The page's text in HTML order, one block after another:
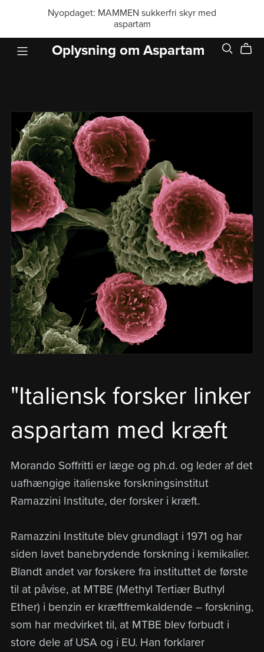
Nyopdaget: MAMMEN sukkerfri skyr med
aspartam
Oplysning om Aspartam
"Italiensk forsker linker
aspartam med kræft
Morando Soffritti er læge og ph.d. og leder af det
uafhængige italienske forskningsinstitut
Ramazzini Institute, der forsker i kræft.
Ramazzini Institute blev grundlagt i 1971 og har
siden lavet banebrydende forskning i kemikalier.
Blandt andet var forskere fra instituttet de første
til at påvise, at MTBE (Methyl Tertiær Buthyl
Ether) i benzin er kræftfremkaldende – forskning,
som har medvirket til, at MTBE blev forbudt i
store dele af USA og i EU. Han forklarer